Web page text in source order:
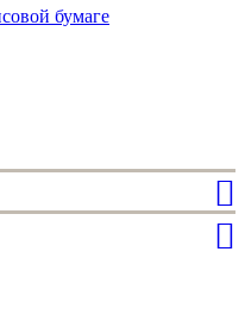
бумаге